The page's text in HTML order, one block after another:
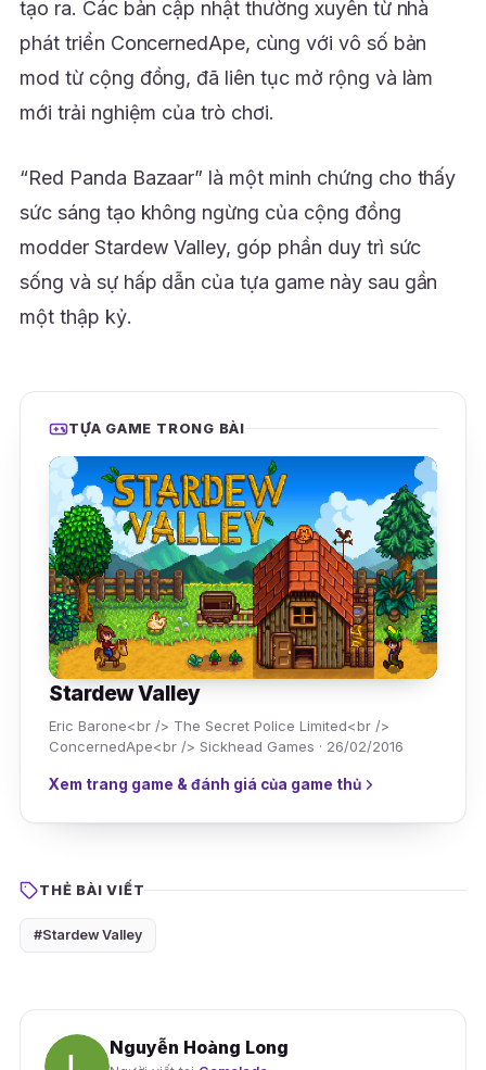
tạo ra. Các bản cập nhật thường xuyên từ nhà
phát triển ConcernedApe, cùng với vô số bản
mod từ cộng đồng, đã liên tục mở rộng và làm
mới trải nghiệm của trò chơi.
“Red Panda Bazaar” là một minh chứng cho thấy
sức sáng tạo không ngừng của cộng đồng
modder Stardew Valley, góp phần duy trì sức
sống và sự hấp dẫn của tựa game này sau gần
một thập kỷ.
TỰA GAME TRONG BÀI
Stardew Valley
Eric Barone<br /> The Secret Police Limited<br />
ConcernedApe<br /> Sickhead Games · 26/02/2016
Xem trang game & đánh giá của game thủ
THẺ BÀI VIẾT
#Stardew Valley
Nguyễn Hoàng Long